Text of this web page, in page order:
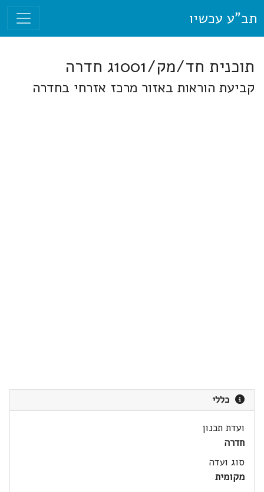
תב"ע עכשיו
תוכנית חד/מק/1001ג חדרה
קביעת הוראות באזור מרכז אזרחי בחדרה
כללי
ועדת תכנון
חדרה
סוג ועדה
מקומית